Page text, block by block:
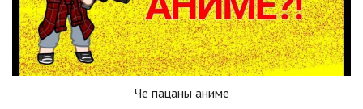
Че пацаны аниме